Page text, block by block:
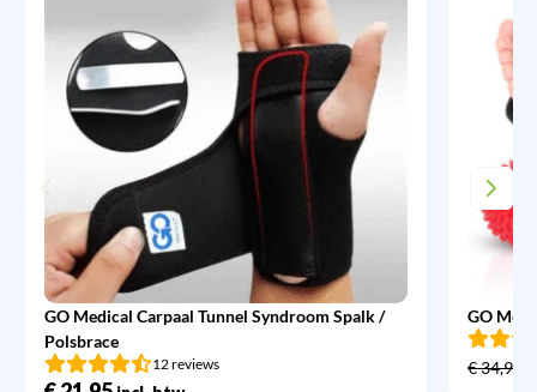
GO Medical Carpaal Tunnel Syndroom Spalk /
Polsbrace
12 reviews
GO
€34,95